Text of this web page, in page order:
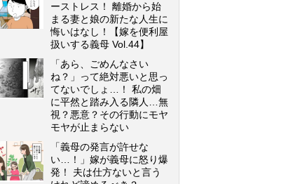
ーストレス！ 離婚から始
まる妻と娘の新たな人生に
悔いはなし！【嫁を便利屋
扱いする義母 Vol.44】
「あら、ごめんなさい
ね？」って絶対悪いと思っ
てないでしょ…！ 私の畑
に平然と踏み入る隣人…無
視？悪意？その行動にモヤ
モヤが止まらない
「義母の発言が許せな
い…！」嫁が義母に怒り爆
発！ 夫は仕方ないと言う